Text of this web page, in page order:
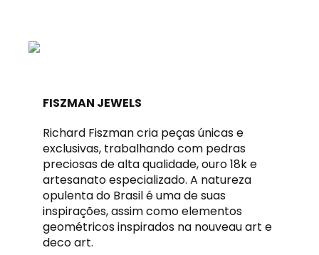
FISZMAN JEWELS
Richard Fiszman cria peças únicas e
exclusivas, trabalhando com pedras
preciosas de alta qualidade, ouro 18k e
artesanato especializado. A natureza
opulenta do Brasil é uma de suas
inspirações, assim como elementos
geométricos inspirados na nouveau art e
deco art.